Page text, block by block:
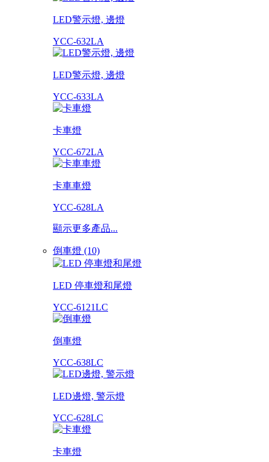
LED警示燈, 邊燈
YCC-632LA
LED警示燈, 邊燈
YCC-633LA
卡車燈
YCC-672LA
卡車車燈
YCC-628LA
顯示更多產品...
倒車燈 (10)
LED 停車燈和尾燈
YCC-6121LC
倒車燈
YCC-638LC
LED邊燈, 警示燈
YCC-628LC
卡車燈